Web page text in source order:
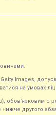
Images,
на умовах
обов'язковим
нижче другого